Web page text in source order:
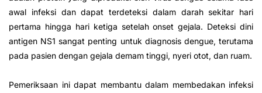
awal infeksi dan dapat terdeteksi dalam darah sekitar hari
pertama hingga hari ketiga setelah onset gejala. Deteksi dini
antigen NS1 sangat penting untuk diagnosis dengue, terutama
pada pasien dengan gejala demam tinggi, nyeri otot, dan ruam.
Pemeriksaan ini dapat membantu dalam membedakan infeksi